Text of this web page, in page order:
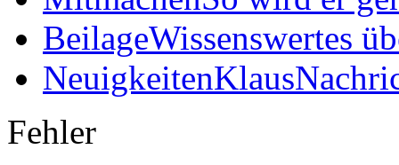
BeilageWissenswertes
Neuigkeiten
Fehler